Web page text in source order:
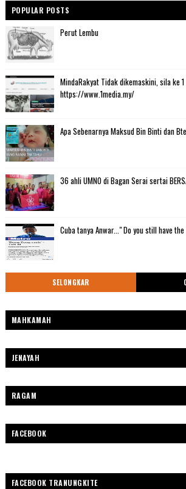
POPULAR POSTS
Perut Lembu
MindaRakyat Tidak dikemaskini, sila ke
https://www.1media.my/
Apa Sebenarnya Maksud Bin Binti dan
36 ahli UMNO di Bagan Serai sertai
Cuba tanya Anwar..." Do you still have
SELONGKAR
MAHKAMAH
JENAYAH
RAGAM
FACEBOOK
FACEBOOK TRANUNGKITE